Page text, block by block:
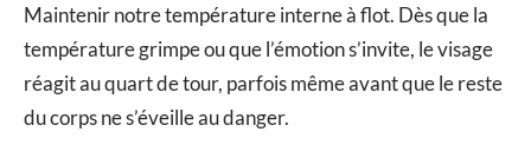
Maintenir notre température interne à flot. Dès que la
température grimpe ou que l’émotion s’invite, le visage
réagit au quart de tour, parfois même avant que le reste
du corps ne s’éveille au danger.